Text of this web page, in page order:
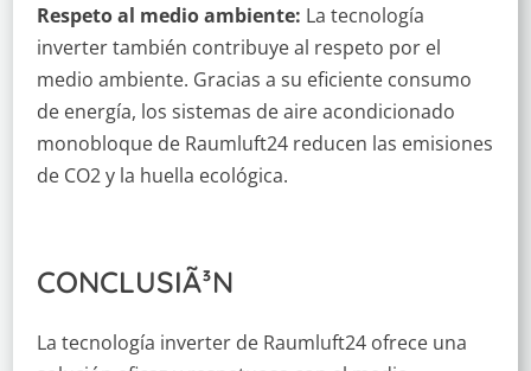
Respeto al medio ambiente: La tecnología
inverter también contribuye al respeto por el
medio ambiente. Gracias a su eficiente consumo
de energía, los sistemas de aire acondicionado
monobloque de Raumluft24 reducen las emisiones
de CO2 y la huella ecológica.
CONCLUSIÃ³N
La tecnología inverter de Raumluft24 ofrece una